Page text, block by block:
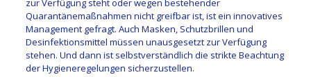
zur Verfügung steht oder wegen bestehender
Quarantänemaßnahmen nicht greifbar ist, ist ein innovatives
Management gefragt. Auch Masken, Schutzbrillen und
Desinfektionsmittel müssen unausgesetzt zur Verfügung
stehen. Und dann ist selbstverständlich die strikte Beachtung
der Hygieneregelungen sicherzustellen.